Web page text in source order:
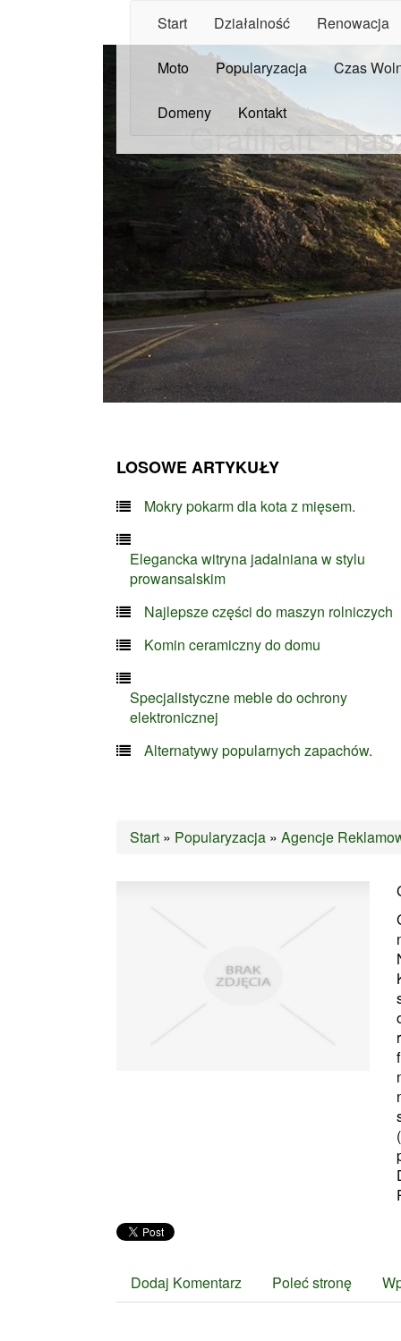
Start Działalność Renowacja
Moto Popularyzacja Czas
Domeny Kontakt
Grafihaft -
LOSOWE ARTYKUŁY
Mokry pokarm dla kota z mięsem.
Elegancka witryna jadalniana w stylu
prowansalskim
Najlepsze części do maszyn rolniczych
Komin ceramiczny do domu
Specjalistyczne meble do ochrony
elektronicznej
Alternatywy popularnych zapachów.
Start » Popularyzacja » Agencje
Dodaj Komentarz Poleć stronę